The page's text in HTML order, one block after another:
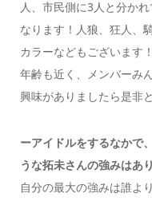
人、市民側に3人と分か
なります！人狼、狂人、
カラーなどもございます！
年齢も近く、メンバーみ
興味がありましたら是非
ーアイドルをするなかで
うな拓未さんの強みはあ
自分の最大の強みは誰よ